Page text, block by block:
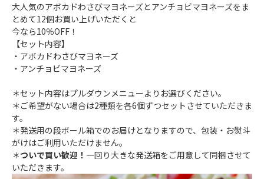
大人気のアボカドわさびマヨネーズとアンチョビマヨネーズをま
とめて12個お買い上げいただくと
今なら10％OFF！
【セット内容】
・アボカドわさびマヨネーズ
・アンチョビマヨネーズ
＊セット内容はプルダウンメニューよりお選びください。
＊ご希望がない場合は2種類を各6個ずつセットさせていただきま
す。
＊発送用の段ボール箱でのお届けとなりますので、包装・お熨斗
がけはご利用いただけません。
＊ついで買い歓迎！ 一回り大きな発送箱をご用意して同梱させて
いただきます。